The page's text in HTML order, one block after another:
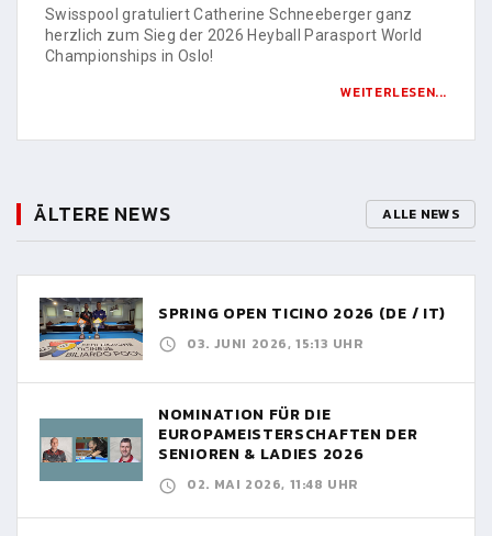
Swisspool gratuliert Catherine Schneeberger ganz
herzlich zum Sieg der 2026 Heyball Parasport World
Championships in Oslo!
WEITERLESEN...
ÄLTERE NEWS ALLE NEWS
SPRING OPEN TICINO 2026 (DE / IT)
03. JUNI 2026, 15:13 UHR
NOMINATION FÜR DIE
EUROPAMEISTERSCHAFTEN DER
SENIOREN & LADIES 2026
02. MAI 2026, 11:48 UHR